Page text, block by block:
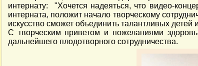
интернату: "Хочется надеяться, что видео-
интерната, положит начало творческому
искусство сможет объединить талантливых детей
С творческим приветом и пожеланиями
дальнейшего плодотворного сотрудничества.